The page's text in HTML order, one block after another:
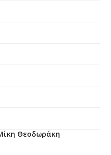
Θεοδωράκη